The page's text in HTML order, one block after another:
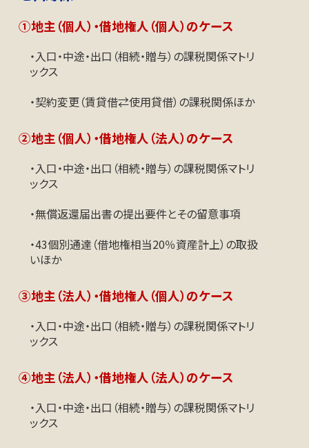
①地主（個人）・借地権人（個人）のケース
・入口・中途・出口（相続・贈与）の課税関係マトリ
ックス
・契約変更（賃貸借⇄使用貸借）の課税関係ほか
②地主（個人）・借地権人（法人）のケース
・入口・中途・出口（相続・贈与）の課税関係マトリ
ックス
・無償返還届出書の提出要件とその留意事項
・43個別通達（借地権相当20％資産計上）の取扱
いほか
③地主（法人）・借地権人（個人）のケース
・入口・中途・出口（相続・贈与）の課税関係マトリ
ックス
④地主（法人）・借地権人（法人）のケース
・入口・中途・出口（相続・贈与）の課税関係マトリ
ックス